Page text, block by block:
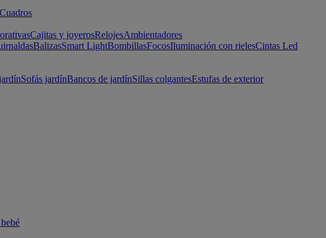
Cuadros
Cajitas y joyerosRelojesAmbientadores
BalizasSmart LightBombillasFocosIluminación con rielesCintas Led
Sofás jardínBancos de jardínSillas colgantesEstufas de exterior